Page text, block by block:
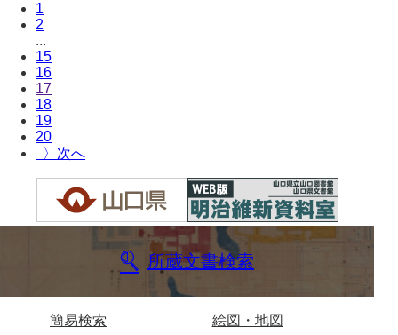
1
2
...
15
16
17
18
19
20
〉
所蔵文書検索
簡易検索
絵図・地図